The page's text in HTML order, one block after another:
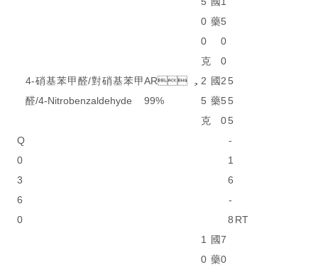
0
0
克
藥5
0
0
Q
0
3
6
0
4-硝基苯甲醛/對硝基苯甲
醛/4-Nitrobenzaldehyde
AR，
99%
2
5
克
國
藥
2
5
0
5
5
5
-
1
6
-
8 RT
1
0
國
藥
7
0